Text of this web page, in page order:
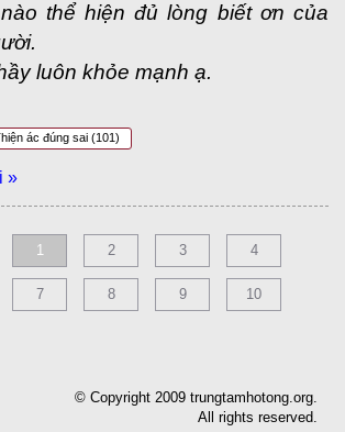
thể hiện đủ lòng biết ơn của
luôn khỏe mạnh ạ.
ác đúng sai (101)
»
1 2 3 4
7 8 9 10
© Copyright 2009 trungtamhotong.org.
All rights reserved.